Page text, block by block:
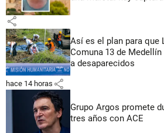
share
Así es el plan para que
Comuna 13 de
a desaparecidos
hace 14 horas share
Grupo Argos promete
tres años con ACE